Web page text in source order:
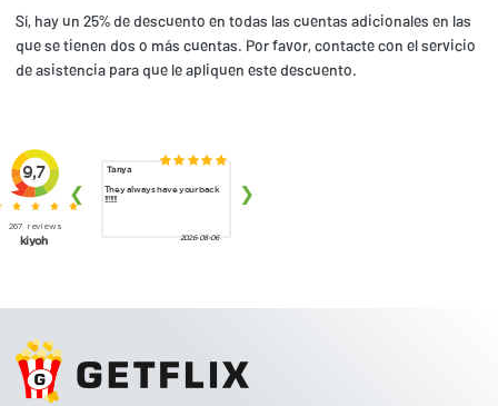
Sí, hay un 25% de descuento en todas las cuentas adicionales en las
que se tienen dos o más cuentas. Por favor, contacte con el servicio
de asistencia para que le apliquen este descuento.